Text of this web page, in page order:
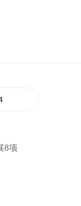
8项